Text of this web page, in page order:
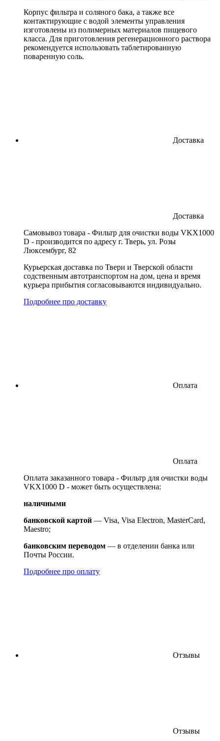
Корпус фильтра и соляного бака, а также все
контактирующие с водой элементы управления
изготовлены из полимерных материалов пищевого
класса. Для приготовления регенерационного раствора
рекомендуется использовать таблетированную
поваренную соль.
Доставка
Доставка
Cамовывоз товара - Фильтр для очистки воды VKX1000
D - производится по адресу г. Тверь, ул. Розы
Люксембург, 82
Курьерская доставка по Твери и Тверской области
содственным автотранспортом на дом, цена и время
курьера прибытия согласовываются индивидуально.
Подробнее про доставку
Оплата
Оплата
Оплата заказанного товара - Фильтр для очистки воды
VKX1000 D - может быть осуществлена:
наличными
банковской картой — Visa, Visa Electron, MasterCard,
Maestro;
банковским переводом — в отделении банка или
Почты России.
Подробнее про оплату
Отзывы
Отзывы